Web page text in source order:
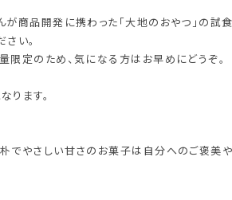
が商品開発に携わった「大地のおやつ」の試
い。
限定のため、気になる方はお早めにどうぞ。
ます。
でやさしい甘さのお菓子は自分へのご褒美